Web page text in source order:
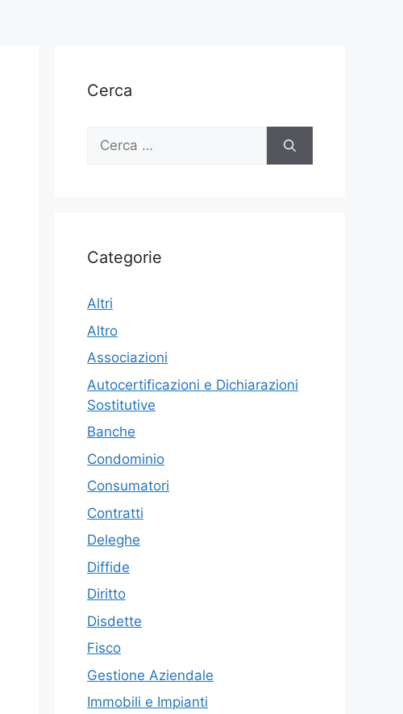
Cerca
Ricerca
Categorie
Altri
Altro
Associazioni
Autocertificazioni e Dichiarazioni
Sostitutive
Banche
Condominio
Consumatori
Contratti
Deleghe
Diffide
Diritto
Disdette
Fisco
Gestione Aziendale
Immobili e Impianti